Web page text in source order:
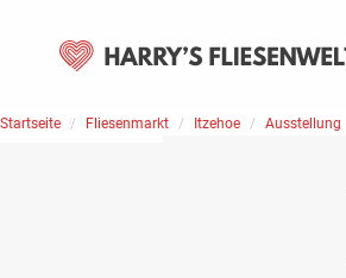
Home Stellplätze
Startseite Fliesenmarkt Itzehoe Ausstellung